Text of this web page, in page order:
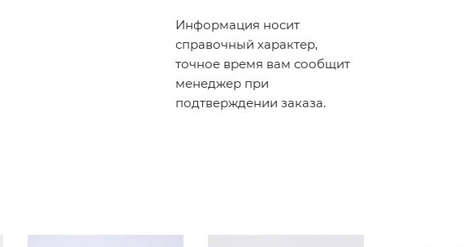
Информация носит
справочный характер,
точное время вам сообщит
менеджер при
подтверждении заказа.